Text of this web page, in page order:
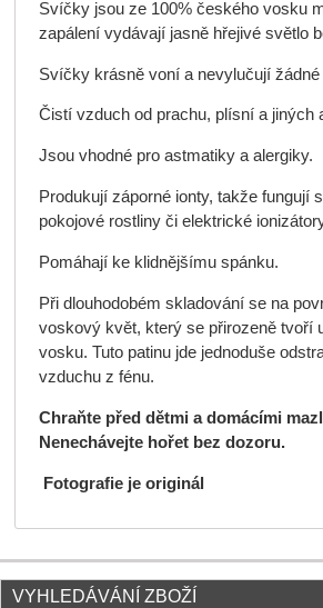
Svíčky jsou ze 100% českého vosku
zapálení vydávají jasně hřejivé světlo
Svíčky krásně voní a nevylučují žádné
Čistí vzduch od prachu, plísní a jiných
Jsou vhodné pro astmatiky a alergiky.
Produkují záporné ionty, takže fungují
pokojové rostliny či elektrické
Pomáhají ke klidnějšímu spánku.
Při dlouhodobém skladování se na
voskový květ, který se přirozeně tvoří
vosku. Tuto patinu jde jednoduše
vzduchu z fénu.
Chraňte před dětmi a domácími
Nenechávejte hořet bez dozoru.
Fotografie je originál
VYHLEDÁVÁNÍ ZBOŽÍ